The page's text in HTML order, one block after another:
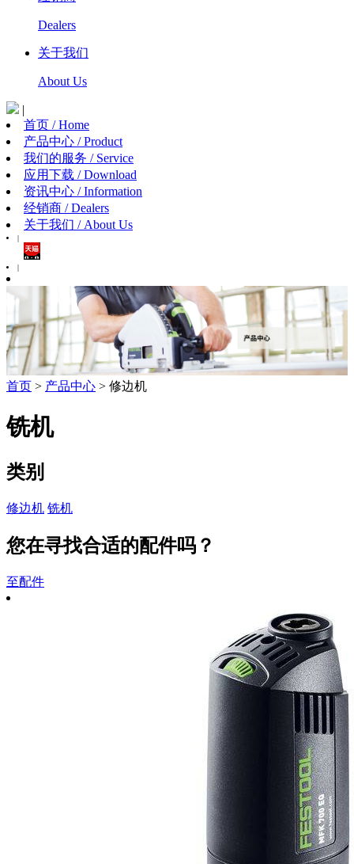
Dealers
关于我们
About Us
|
首页 / Home
产品中心 / Product
我们的服务 / Service
应用下载 / Download
资讯中心 / Information
经销商 / Dealers
关于我们 / About Us
|
|
首页 > 产品中心 > 修边机
铣机
类别
修边机 铣机
您在寻找合适的配件吗？
至配件